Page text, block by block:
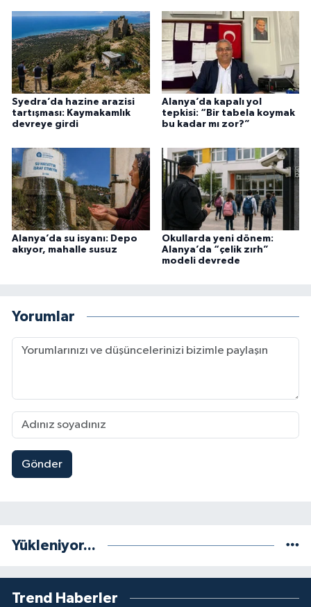
Syedra’da hazine arazisi
tartışması: Kaymakamlık
devreye girdi
Alanya’da kapalı yol
tepkisi: “Bir tabela koymak
bu kadar mı zor?”
Alanya’da su isyanı: Depo
akıyor, mahalle susuz
Okullarda yeni dönem:
Alanya’da “çelik zırh”
modeli devrede
Yorumlar
Gönder
Yükleniyor...
Trend Haberler